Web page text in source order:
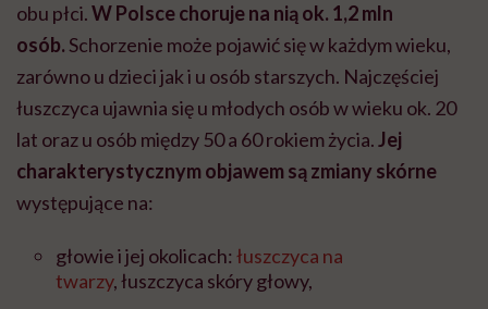
obu płci.W Polsce choruje na nią ok. 1,2 mln
osób.Schorzenie może pojawić się w każdym wieku,
zarówno u dzieci jak i u osób starszych. Najczęściej
łuszczyca ujawnia się u młodych osób w wieku ok. 20
lat oraz u osób między 50 a 60 rokiem życia.Jej
charakterystycznym objawem są zmiany skórne
występujące na:
głowie i jej okolicach: łuszczyca na
twarzy, łuszczyca skóry głowy,